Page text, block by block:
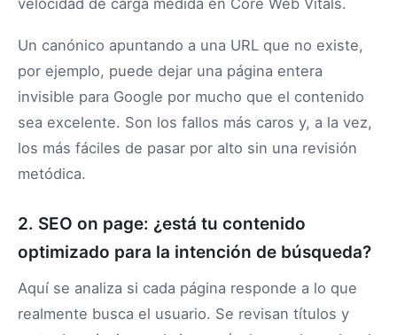
velocidad de carga medida en Core Web Vitals.
Un canónico apuntando a una URL que no existe,
por ejemplo, puede dejar una página entera
invisible para Google por mucho que el contenido
sea excelente. Son los fallos más caros y, a la vez,
los más fáciles de pasar por alto sin una revisión
metódica.
2. SEO on page: ¿está tu contenido
optimizado para la intención de búsqueda?
Aquí se analiza si cada página responde a lo que
realmente busca el usuario. Se revisan títulos y